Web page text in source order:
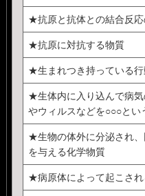
★抗原と抗体との結合反
★抗原に対抗する物質
★生まれつき持っている行
★生体内に入り込んで病
やウィルスなどを○○○とい
★生物の体外に分泌され
を与える化学物質
★病原体によって起こさ